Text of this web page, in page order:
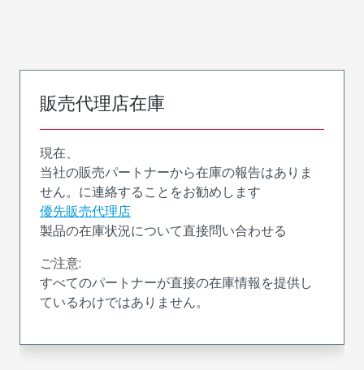
販売代理店在庫
現在、
当社の販売パートナーから在庫の報告はありま
せん。に連絡することをお勧めします
優先販売代理店
製品の在庫状況について直接問い合わせる
ご注意:
すべてのパートナーが直接の在庫情報を提供し
ているわけではありません。